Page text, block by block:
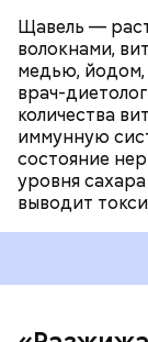
Щавель —
волокнами,
медью, йодом,
врач-
количества
иммунную
состояние
уровня
выводит
Диетолог